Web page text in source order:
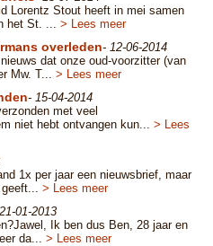
Lorentz Stout heeft in mei samen
het St. ... > Lees meer
overleden- 12-06-2014
dat onze oud-voorzitter (van
Mw. T... > Lees meer
- 15-04-2014
met veel
niet hebt ontvangen kun... > Lees
1x per jaar een nieuwsbrief, maar
> Lees meer
01-2013
Ik ben dus Ben, 28 jaar en
da... > Lees meer